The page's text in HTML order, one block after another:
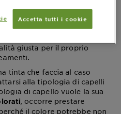
per ravvivare il colore e
di capelli bianchi. Tra tutti i
ilnero, un colore che
giusta per il proprio
tinta che faccia al caso
alla tipologia di capelli
di capello vuole la sua
, occorre prestare
il colore potrebbe non
Accetta tutti i cookie